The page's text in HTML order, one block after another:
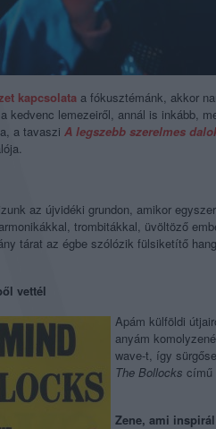
kapcsolata a fókusztémánk, akkor
kedvenc lemezeiről, annál is inkább,
a tavaszi A legszebb szerelmes
az újvidéki grundon, amikor
trombitákkal, üvöltöző
tárat az égbe szólózik fülsiketítő
vettél
Apám külföldi
anyám
wave-t, így
The Bollocks című
Zene, ami inspirál